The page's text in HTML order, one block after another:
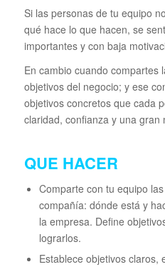
Si las personas de tu equipo
qué hace lo que hacen, se
importantes y con baja
En cambio cuando compartes
objetivos del negocio; y ese
objetivos concretos que cada
claridad, confianza y una gran
QUE HACER
Comparte con tu equipo
compañía: dónde está y
la empresa. Define
lograrlos.
Establece objetivos claros,